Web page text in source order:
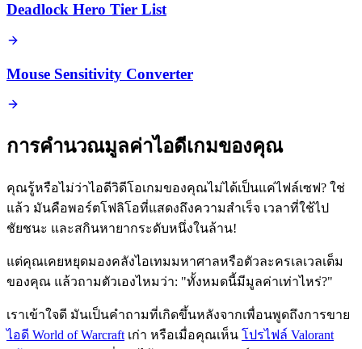
Deadlock Hero Tier List
Mouse Sensitivity Converter
การคำนวณมูลค่าไอดีเกมของคุณ
คุณรู้หรือไม่ว่าไอดีวิดีโอเกมของคุณไม่ได้เป็นแค่ไฟล์เซฟ? ใช่
แล้ว มันคือพอร์ตโฟลิโอที่แสดงถึงความสำเร็จ เวลาที่ใช้ไป
ชัยชนะ และสกินหายากระดับหนึ่งในล้าน!
แต่คุณเคยหยุดมองคลังไอเทมมหาศาลหรือตัวละครเลเวลเต็ม
ของคุณ แล้วถามตัวเองไหมว่า: "ทั้งหมดนี้มีมูลค่าเท่าไหร่?"
เราเข้าใจดี มันเป็นคำถามที่เกิดขึ้นหลังจากเพื่อนพูดถึงการขาย
ไอดี World of Warcraft เก่า หรือเมื่อคุณเห็น โปรไฟล์ Valorant